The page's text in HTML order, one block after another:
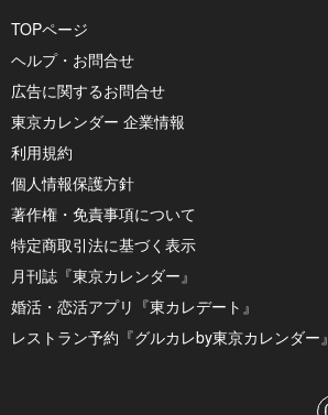
TOPページ
ヘルプ・お問合せ
広告に関するお問合せ
東京カレンダー 企業情報
利用規約
個人情報保護方針
著作権・免責事項について
特定商取引法に基づく表示
月刊誌『東京カレンダー』
婚活・恋活アプリ『東カレデート』
レストラン予約『グルカレby東京カレンダー』